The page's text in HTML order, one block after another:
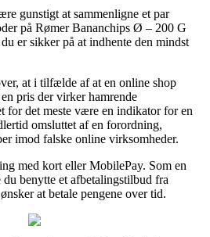
gunstigt at sammenligne et par
på Rømer Bananchips Ø – 200 G
er sikker på at indhente den mindst
at i tilfælde af at en online shop
pris der virker hamrende
for det meste være en indikator for en
omsluttet af en forordning,
imod falske online virksomheder.
med kort eller MobilePay. Som en
benytte et afbetalingstilbud fra
at betale pengene over tid.